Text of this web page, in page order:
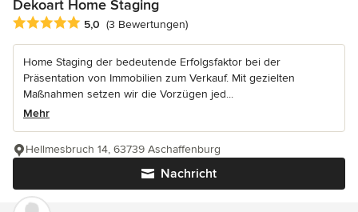
Dekoart Home Staging
Durchschnittliche Bewertung: 5 von 5 Sternen
5,0 (3 Bewertungen)
Home Staging der bedeutende Erfolgsfaktor bei der
Präsentation von Immobilien zum Verkauf. Mit gezielten
Maßnahmen setzen wir die Vorzügen jed...
Mehr
Nachricht
Hellmesbruch 14, 63739 Aschaffenburg